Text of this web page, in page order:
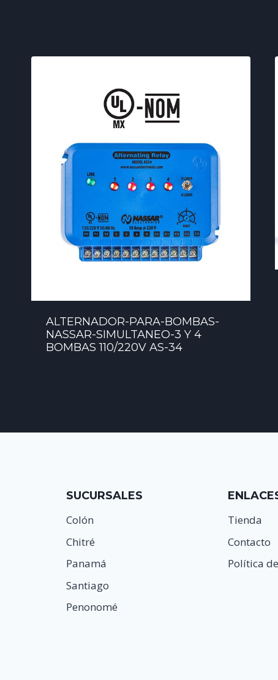
ALTERNADOR-PARA-BOMBAS-
NASSAR-SIMULTANEO-3 Y 4
BOMBAS 110/220V AS-34
SUCURSALES
Colón
Chitré
Panamá
Santiago
Penonomé
Tienda
Contacto
Política